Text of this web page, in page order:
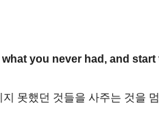
you never had, and
못했던 것들을 사주는 것을